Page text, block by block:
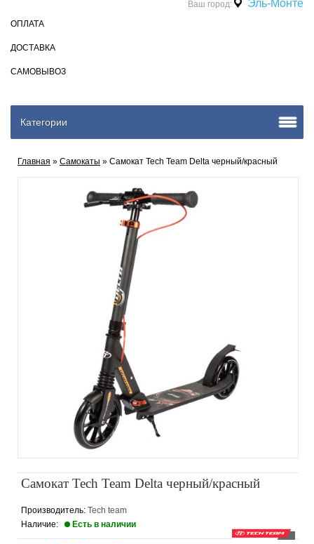
Ваш город: Эль-Монте
ОПЛАТА
ДОСТАВКА
САМОВЫВОЗ
Категории
Главная » Самокаты » Самокат Tech Team Delta черный/красный
Самокат Tech Team Delta черный/красный
Производитель: Tech team
Наличие:
Есть в наличии